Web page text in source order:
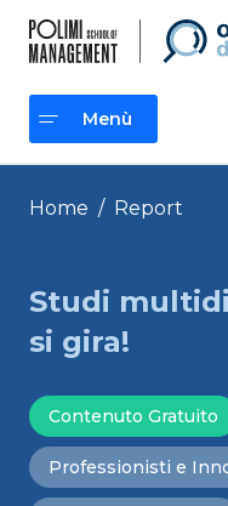
contenuto
Menù
Menù
Home / Report
Studi
si gira!
Contenuto Gratuito
Professionisti e